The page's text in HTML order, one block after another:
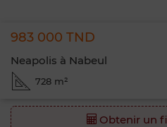
983 000 TND
Neapolis à Nabeul
728 m²
Obtenir un